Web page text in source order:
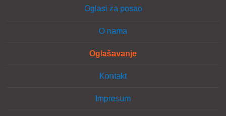
Oglasi za posao
O nama
Oglašavanje
Kontakt
Impresum